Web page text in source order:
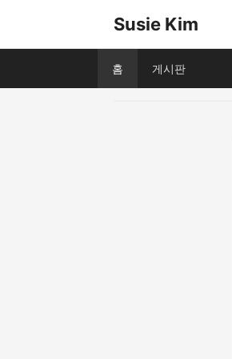
Susie Kim
홈 게시판